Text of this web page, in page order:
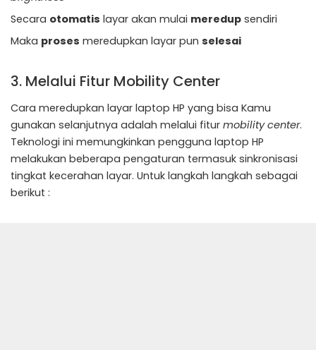
Secara otomatis layar akan mulai meredup sendiri
Maka proses meredupkan layar pun selesai
3. Melalui Fitur Mobility Center
Cara meredupkan layar laptop HP yang bisa Kamu
gunakan selanjutnya adalah melalui fitur mobility center.
Teknologi ini memungkinkan pengguna laptop HP
melakukan beberapa pengaturan termasuk sinkronisasi
tingkat kecerahan layar. Untuk langkah langkah sebagai
berikut :